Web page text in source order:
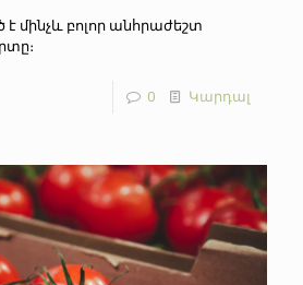
մինչև բոլոր անհրաժեշտ
0 Կարդալ